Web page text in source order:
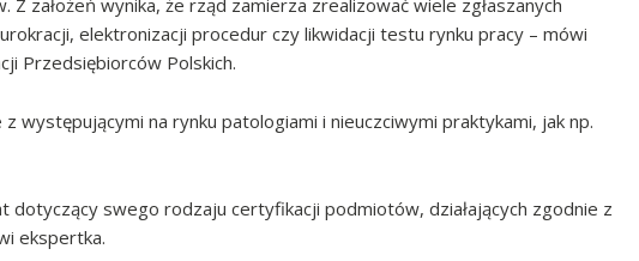
założeń wynika, że rząd zamierza zrealizować wiele zgłaszanych
elektronizacji procedur czy likwidacji testu rynku pracy – mówi
Przedsiębiorców Polskich.
występującymi na rynku patologiami i nieuczciwymi praktykami, jak np.
dotyczący swego rodzaju certyfikacji podmiotów, działających zgodnie z
ekspertka.